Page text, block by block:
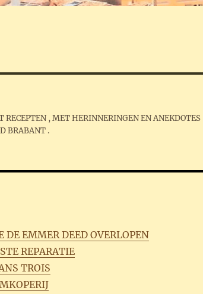
, MET HERINNERINGEN EN ANEKDOTES
BRABANT .
EMMER DEED OVERLOPEN
REPARATIE
TROIS